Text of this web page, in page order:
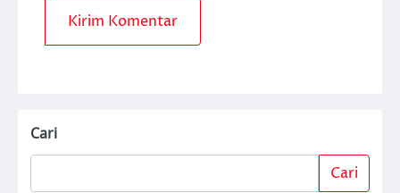
Cari
Cari